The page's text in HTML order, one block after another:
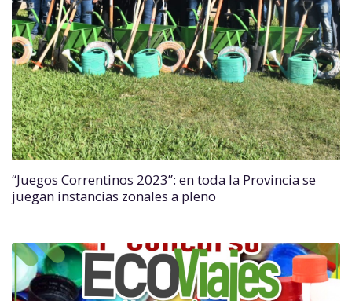
“Juegos Correntinos 2023”: en toda la Provincia se
juegan instancias zonales a pleno